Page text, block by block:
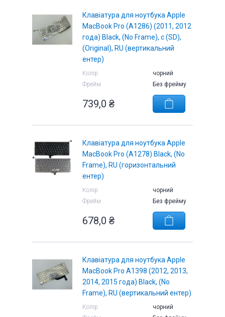
Клавіатура для ноутбука Apple
MacBook Pro (A1286) (2011, 2012
года) Black, (No Frame), с (SD),
(Original), RU (вертикальний
ентер)
Колір
чорний
Фрейм
Без фрейму
739,0 ₴
Клавіатура для ноутбука Apple
MacBook Pro (A1278) Black, (No
Frame), RU (горизонтальний
ентер)
Колір
чорний
Фрейм
Без фрейму
678,0 ₴
Клавіатура для ноутбука Apple
MacBook Pro A1398 (2012, 2013,
2014, 2015 года) Black, (No
Frame), RU (вертикальний ентер)
Колір
чорний